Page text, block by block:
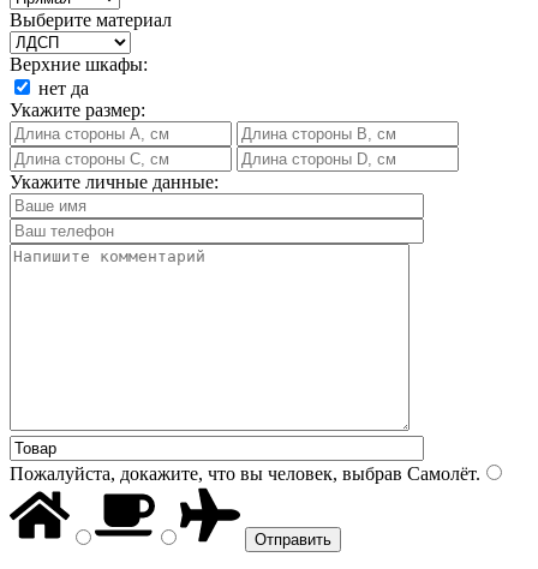
Выберите материал
Верхние шкафы:
нет да
Укажите размер:
Укажите личные данные:
Пожалуйста, докажите, что вы человек, выбрав Самолёт.